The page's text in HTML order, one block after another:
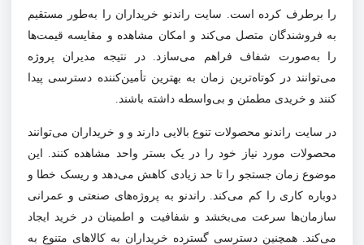
را برطرف کرده است. سایت راندنو خریداران را به‌طور مستقیم
به فروشندگان متصل می‌کند و امکان مشاهده و مقایسه قیمت‌ها
را به‌صورت شفاف فراهم می‌سازد. در نتیجه مدیران پروژه
می‌توانند در کوتاه‌ترین زمان به بهترین تأمین‌کننده دسترسی پیدا
کنند و خریدی مطمئن و بی‌واسطه داشته باشند
در سایت راندنو محصولات تنوع بالایی دارند و و خریداران می‌توانند
محصولات مورد نیاز خود را در یک بستر واحد مشاهده کنند. این
موضوع زمان جستجو را تا حد زیادی کاهش می‌دهد و ریسک خطا و
دوباره کاری را کم می‌کند. راندنو به پروژه‌های صنعتی و عمرانی
سازمان‌ها سرعت می‌بخشد و شفافیت و اطمینان در خرید ایجاد
می‌کند. همچنین دسترسی گسترده خریداران به کالاهای متنوع به